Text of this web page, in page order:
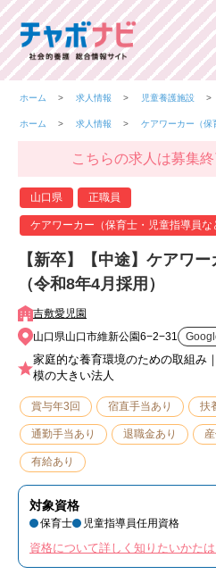
ホーム 求人情報 児童養護施設
ホーム 求人情報 ケアワーカー（保
こちらの求人は募集終
山口県 正職員
ケアワーカー（保育士・児童指導員な
【新卒】【中途】ケアワ
（令和8年4月採用）
吉敷愛児園
山口県山口市維新公園6−2−31
家庭的な養育環境のための取組み
模の大きい法人
賞与年3回 宿直手当あり 扶
通勤手当あり 退職金あり
有給あり
対象資格
保育士 児童指導員任用資格
資格について詳しく知りたいかた